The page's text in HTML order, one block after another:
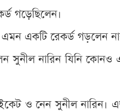
গড়েছিলেন।
একটি রেকর্ড গড়লেন
সুনীল নারিন যিনি
ও নেন সুনীল নারিন।